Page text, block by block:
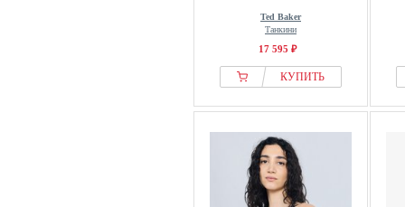
Ted Baker
Танкини
17 595 ₽
КУПИТЬ